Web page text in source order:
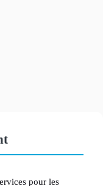
pour les